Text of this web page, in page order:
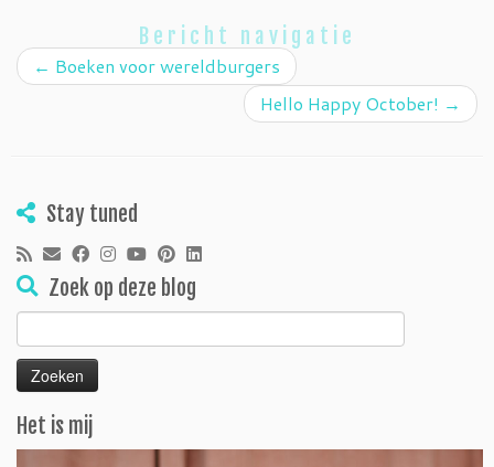
Bericht navigatie
← Boeken voor wereldburgers
Hello Happy October! →
Stay tuned
Zoek op deze blog
Zoeken
naar:
Het is mij